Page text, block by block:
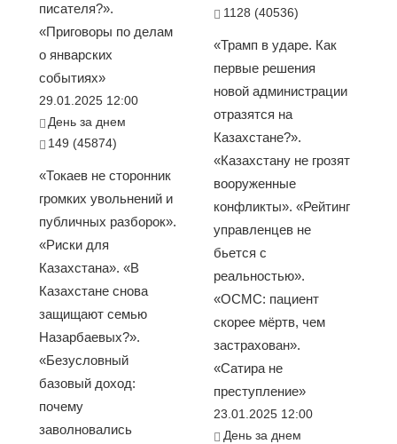
писателя?».
«Приговоры по делам
о январских
событиях»
29.01.2025 12:00
День за днем
149 (45874)
«Токаев не сторонник
громких увольнений и
публичных разборок».
«Риски для
Казахстана». «В
Казахстане снова
защищают семью
Назарбаевых?».
«Безусловный
базовый доход:
почему
заволновались
1128 (40536)
«Трамп в ударе. Как
первые решения
новой администрации
отразятся на
Казахстане?».
«Казахстану не грозят
вооруженные
конфликты». «Рейтинг
управленцев не
бьется с
реальностью».
«ОСМС: пациент
скорее мёртв, чем
застрахован».
«Сатира не
преступление»
23.01.2025 12:00
День за днем